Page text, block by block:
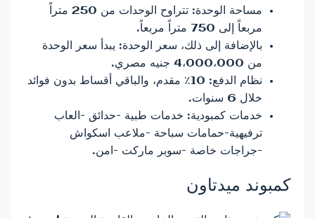
مساحة الوحدة: تتراوح الوحدات من 250 متراً
مربعاً إلى 750 متراً مربعاً.
بالإضافة إلى ذلك، سعر الوحدة: يبدأ سعر الوحدة
من 4،000،000 جنيه مصري.
نظام الدفع: 10٪ مقدم، والباقي أقساط بدون فوائد
خلال 6 سنوات.
خدمات كمبودية: خدمات طبية -حدائق -العاب
ترفيهية-حمامات سباحة -ملاعب اسكواش
-جراجات خاصة -سوبر ماركت -امن.
كمبوند ميدتاون